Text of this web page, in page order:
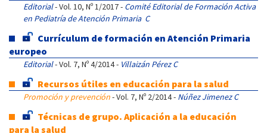
Editorial- Vol. 10, Nº 1/2017 - Comité Editorial de Formación Activa
en Pediatría de Atención Primaria C
Currículum de formación en Atención Primaria
europeo
Editorial- Vol. 7, Nº 4/2014 - Villaizán Pérez C
Recursos útiles en educación para la salud
Promoción y prevención- Vol. 7, Nº 2/2014 - Núñez Jimenez C
Técnicas de grupo. Aplicación a la educación
para la salud